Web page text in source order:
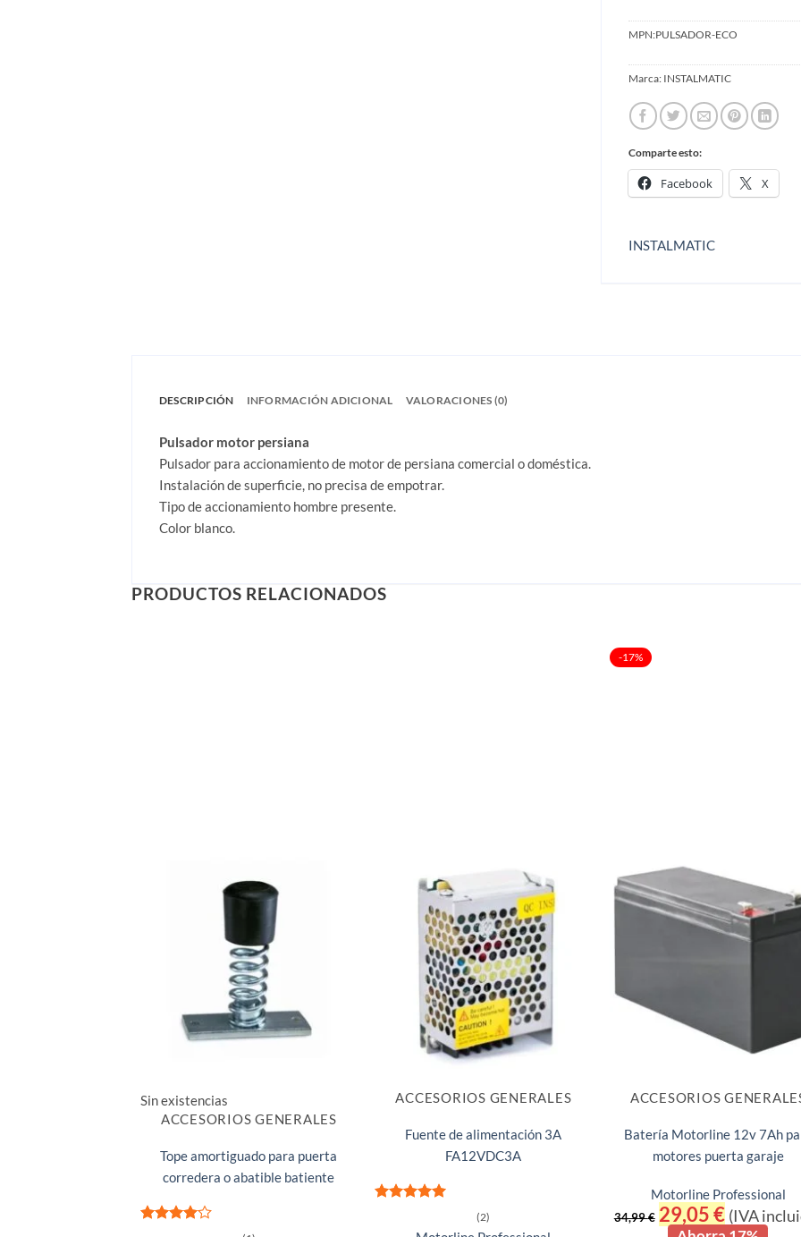
MPN:PULSADOR-ECO
Marca: INSTALMATIC
Comparte esto:
Facebook X
INSTALMATIC
DESCRIPCIÓN INFORMACIÓN ADICIONAL VALORACIONES (0)
Pulsador motor persiana
Pulsador para accionamiento de motor de persiana comercial o doméstica.
Instalación de superficie, no precisa de empotrar.
Tipo de accionamiento hombre presente.
Color blanco.
PRODUCTOS RELACIONADOS
Sin existencias
ACCESORIOS GENERALES
Tope amortiguado para puerta
corredera o abatible batiente
ACCESORIOS GENERALES
Fuente de alimentación 3A
FA12VDC3A
(2)
-17%
ACCESORIOS
Batería Motorline 12v 7Ah
motores puerta garaje
Motorline Professional
34,99€ El
precio
29,05€El
precio
(IVA